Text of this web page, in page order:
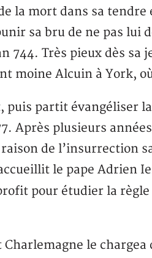
la mort dans sa
sa bru de ne pas lui
744. Très pieux dès sa
moine Alcuin à York,
puis partit évangéliser
Après plusieurs
raison de l’insurrection
le pape Adrien
pour étudier la règle
le chargea